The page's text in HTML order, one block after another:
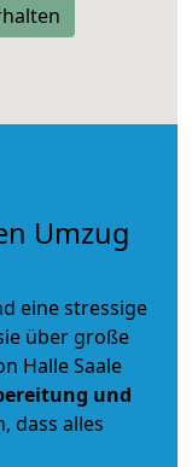
Umzug
eine stressige
über große
Halle Saale
und
dass alles